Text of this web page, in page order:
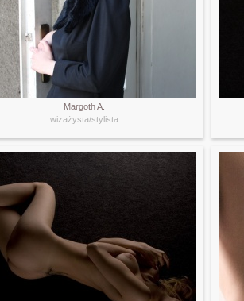
Margoth A.
wizażysta/stylista